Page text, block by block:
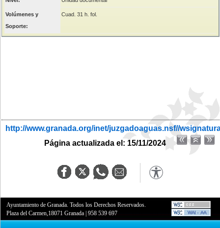
Volúmenes y
Soporte:
Cuad. 31 h. fol.
http://www.granada.org/inet/juzgadoaguas.nsf//
Página actualizada el: 15/11/2024
Ayuntamiento de Granada. Todos los Derechos Reservados.
Plaza del Carmen,18071 Granada |958 539 697